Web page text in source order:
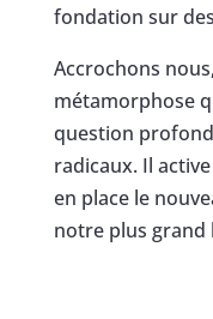
fondation sur
Accrochons
métamorphose
question
radicaux. Il
en place le
notre plus grand